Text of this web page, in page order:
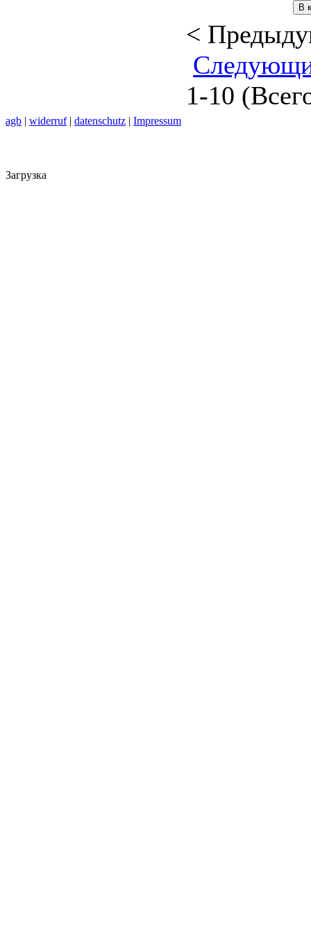
<
1-10
agb | widerruf| datenschutz | Impressum
Загрузка